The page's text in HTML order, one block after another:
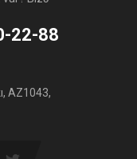
22-88
AZ1043,